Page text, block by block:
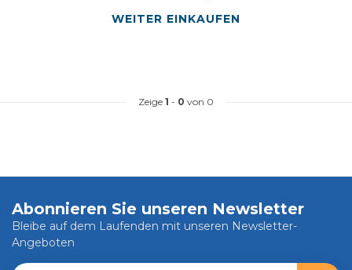
WEITER EINKAUFEN
Zeige 1 - 0 von 0
Abonnieren Sie unseren Newsletter
Bleibe auf dem Laufenden mit unseren Newsletter-
Angeboten